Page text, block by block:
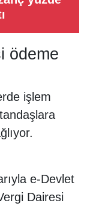
ödeme
işlem
e-Devlet
Dairesi